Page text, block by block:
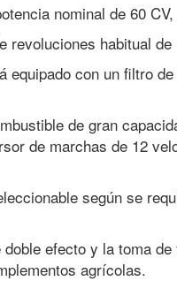
nominal de 60
revoluciones habitual de
equipado con un filtro
de gran
de marchas de 12
según se
efecto y la toma
agrícolas.